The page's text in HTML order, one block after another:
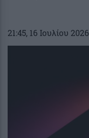
21:45, 16 Ιουλίου 2026